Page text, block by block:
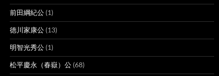
前田綱紀公 (1)
徳川家康公 (13)
明智光秀公 (1)
松平慶永（春嶽）公 (68)